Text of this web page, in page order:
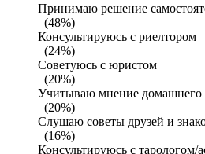
Принимаю решение
(48%)
Консультируюсь с риелтором
(24%)
Советуюсь с юристом
(20%)
Учитываю мнение домашнего
(20%)
Слушаю советы друзей и
(16%)
Консультируюсь с тарологом/